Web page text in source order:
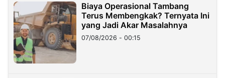
Biaya Operasional Tambang
Terus Membengkak? Ternyata Ini
yang Jadi Akar Masalahnya
07/08/2026 - 00:15